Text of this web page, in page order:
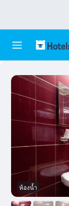
ห้องน้ำ